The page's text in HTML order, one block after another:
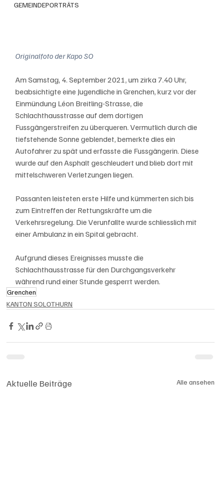
GEMEINDEPORTRÄTS
Originalfoto der Kapo SO
Am Samstag, 4. September 2021, um zirka 7.40 Uhr,
beabsichtigte eine Jugendliche in Grenchen, kurz vor der
Einmündung Léon Breitling-Strasse, die
Schlachthausstrasse auf dem dortigen
Fussgängerstreifen zu überqueren. Vermutlich durch die
tiefstehende Sonne geblendet, bemerkte dies ein
Autofahrer zu spät und erfasste die Fussgängerin. Diese
wurde auf den Asphalt geschleudert und blieb dort mit
mittelschweren Verletzungen liegen.
Passanten leisteten erste Hilfe und kümmerten sich bis
zum Eintreffen der Rettungskräfte um die
Verkehrsregelung. Die Verunfallte wurde schliesslich mit
einer Ambulanz in ein Spital gebracht.
Aufgrund dieses Ereignisses musste die
Schlachthausstrasse für den Durchgangsverkehr
während rund einer Stunde gesperrt werden.
Grenchen
KANTON SOLOTHURN
Aktuelle Beiträge Alle ansehen